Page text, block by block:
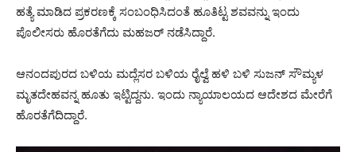
ಹತ್ಯೆ ಮಾಡಿದ ಪ್ರಕರಣಕ್ಕೆ ಸಂಬಂಧಿಸಿದಂತೆ ಹೂತಿಟ್ಟ ಶವವನ್ನು ಇಂದು
ಪೊಲೀಸರು ಹೊರತೆಗೆದು ಮಹಜರ್ ನಡೆಸಿದ್ದಾರೆ.
ಆನಂದಪುರದ ಬಳಿಯ ಮದ್ಲೆಸರ ಬಳಿಯ ರೈಲ್ವೆ ಹಳಿ ಬಳಿ ಸುಜನ್ ಸೌಮ್ಯಳ
ಮೃತದೇಹವನ್ನ ಹೂತು ಇಟ್ಟಿದ್ದನು. ಇಂದು ನ್ಯಾಯಾಲಯದ ಆದೇಶದ ಮೇರೆಗೆ
ಹೊರತೆಗೆದಿದ್ದಾರೆ.